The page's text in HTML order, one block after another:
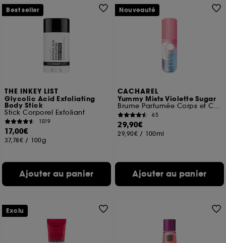
THE INKEY LIST
Glycolic Acid Exfoliating
Body Stick
Stick Corporel Exfoliant
1019
17,00€
37,78€ / 100g
Ajouter au panier
Best seller
CACHAREL
Yummy Mists Violette Sugar
Brume Parfumée Corps et Cheveux
65
29,90€
29,90€ / 100ml
Ajouter au panier
Nouveauté
Exclu